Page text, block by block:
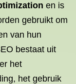
en is
gebruikt om
van hun
bestaat uit
het
het gebruik